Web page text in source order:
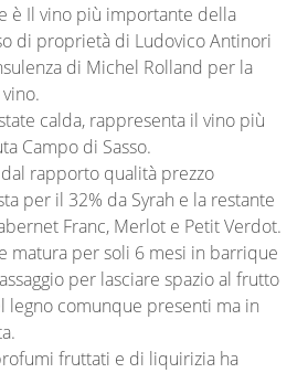
è Il vino più importante della
di proprietà di Ludovico Antinori
di Michel Rolland per la
calda, rappresenta il vino più
Campo di Sasso.
rapporto qualità prezzo
per il 32% da Syrah e la restante
Franc, Merlot e Petit Verdot.
matura per soli 6 mesi in barrique
per lasciare spazio al frutto
legno comunque presenti ma in
fruttati e di liquirizia ha